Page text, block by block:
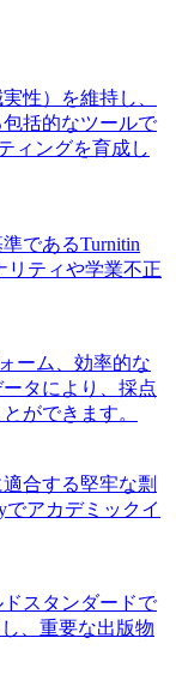
性）を維持し、
括的なツールで
ィングを育成し
であるTurnitin
リティや学業不正
ーム、効率的な
タにより、採点
ができます。
合する堅牢な剽
でアカデミックイ
スタンダードで
、重要な出版物